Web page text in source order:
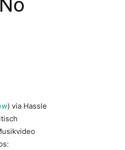
) via Hassle